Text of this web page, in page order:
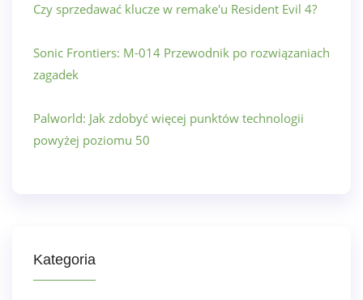
Czy sprzedawać klucze w remake'u Resident Evil 4?
Sonic Frontiers: M-014 Przewodnik po rozwiązaniach
zagadek
Palworld: Jak zdobyć więcej punktów technologii
powyżej poziomu 50
Kategoria